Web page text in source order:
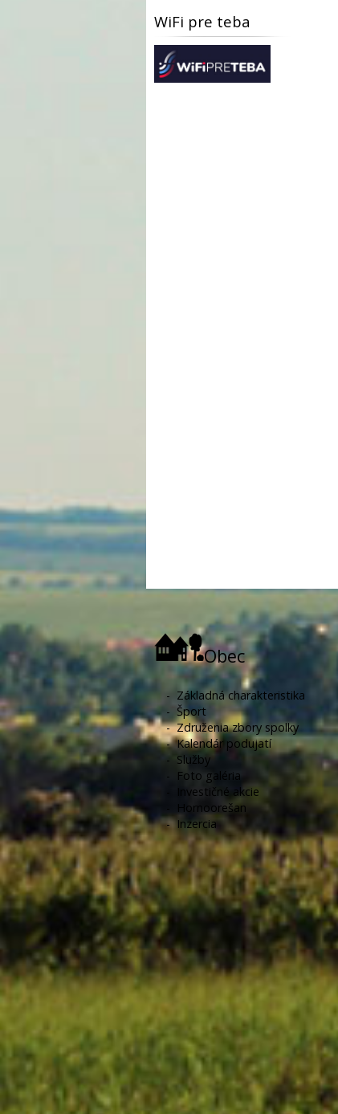
WiFi pre teba
Obec
- Základná charakteristika
- Šport
-Združenia zbory spolky
-Kalendár podujatí
- Služby
- Foto galéria
-
Investičné akcie
Hornoorešan
-Inzercia